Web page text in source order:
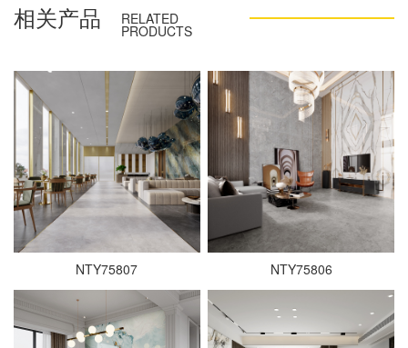
相关产品 RELATED
PRODUCTS
NTY75807 NTY75806